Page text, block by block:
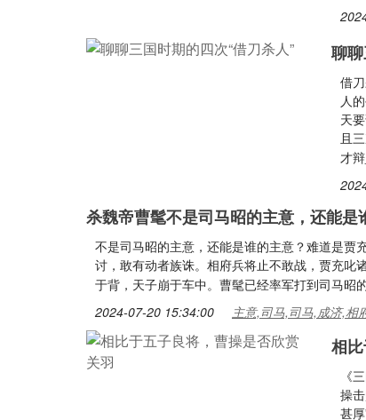
聊
借
人
天
且
才辩
杀魏帝曹髦不是司马昭的主意，还能是
不是司马昭的主意，还能是谁的主意？难道是贾
讨，敢有动者族诛。相府兵将止不敢战，贾充叱
于背，天子崩于车中。曹髦已经率军打到司马昭
2024-07-20 15:34:00 主意,司马,司马,成济,相
相
《
操
甚